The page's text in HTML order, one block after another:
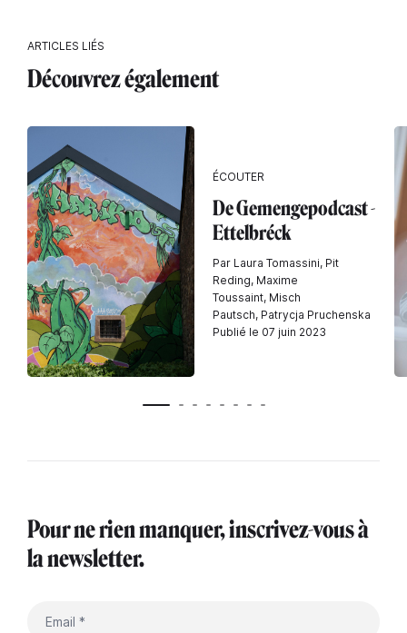
ARTICLES LIÉS
Découvrez également
ÉCOUTER
De Gemengepodcast -
Ettelbréck
Par Laura Tomassini, Pit
Reding, Maxime
Toussaint, Misch
Pautsch, Patrycja Pruchenska
Publié le 07 juin 2023
Pour ne rien manquer, inscrivez-vous à
la newsletter.